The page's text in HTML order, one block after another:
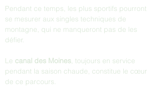
Pendant ce temps, les plus sportifs pourront
se mesurer aux singles techniques de
montagne, qui ne manqueront pas de les
défier.
Le canal des Moines, toujours en service
pendant la saison chaude, constitue le cœur
de ce parcours.